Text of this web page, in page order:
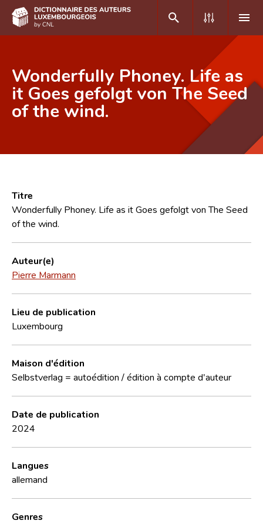
DE FR
Accueil
Recherche avancée
CNL
Équipe scientifique
Wonderfully Phoney. Life as
it Goes gefolgt von The Seed
of the wind.
Titre
Wonderfully Phoney. Life as it Goes gefolgt von The Seed
of the wind.
Auteur(e)
Pierre Marmann
Lieu de publication
Luxembourg
Maison d'édition
Selbstverlag = autoédition / édition à compte d'auteur
Date de publication
2024
Langues
allemand
Genres